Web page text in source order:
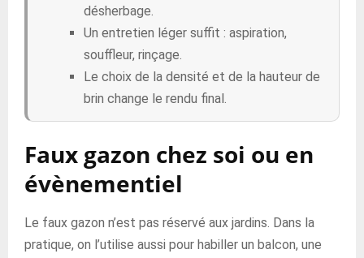
désherbage.
Un entretien léger suffit : aspiration,
souffleur, rinçage.
Le choix de la densité et de la hauteur de
brin change le rendu final.
Faux gazon chez soi ou en
évènementiel
Le faux gazon n’est pas réservé aux jardins. Dans la
pratique, on l’utilise aussi pour habiller un balcon, une